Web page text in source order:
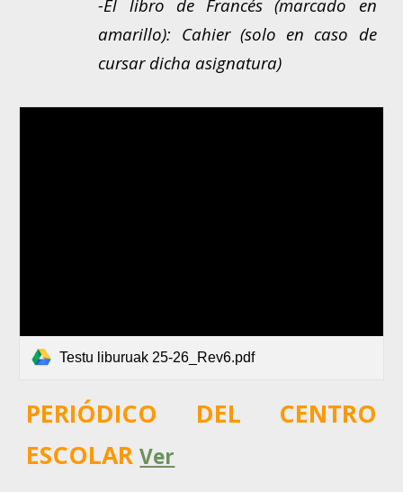
-El libro de Francés (marcado en
amarillo): Cahier (solo en caso de
cursar dicha asignatura)
Testu liburuak 25-26_Rev6.pdf
PERIÓDICO DEL CENTRO
ESCOLAR Ver